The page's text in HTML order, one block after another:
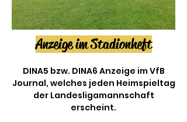
Anzeige im Stadionheft
DINA5 bzw. DINA6 Anzeige im VfB
Journal, welches jeden Heimspieltag
der Landesligamannschaft
erscheint.